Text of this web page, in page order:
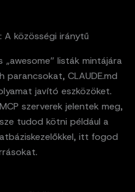
A közösségi iránytű
listák mintájára
CLAUDE.md
javító eszközöket.
szerverek jelentek meg,
tudod kötni például a
itt fogod